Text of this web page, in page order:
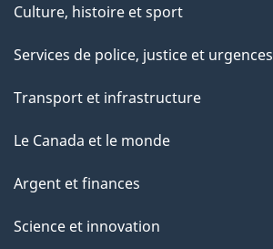
Culture, histoire et sport
Services de police, justice et urgences
Transport et infrastructure
Le Canada et le monde
Argent et finances
Science et innovation